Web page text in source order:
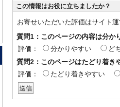
この情報はお役に立ちましたか？
お寄せいただいた評価はサイト運
質問1：このページの内容は分か
評価：
分かりやすい ど
質問2：このページはたどり着き
評価：
たどり着きやすい